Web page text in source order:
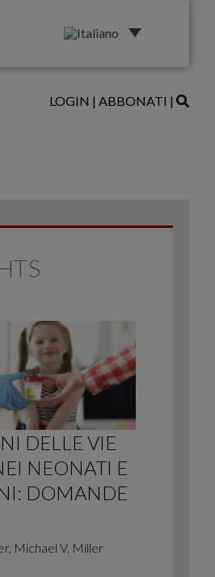
LOGIN | ABBONATI |
DELLE VIE
NEONATI E
DOMANDE
Michael V. Miller